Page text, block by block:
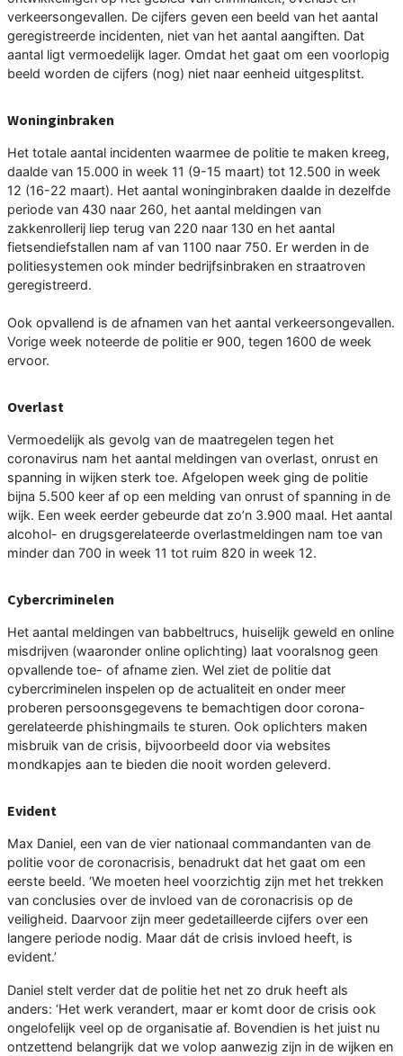
verkeersongevallen. De cijfers geven een beeld van het aantal
geregistreerde incidenten, niet van het aantal aangiften. Dat
aantal ligt vermoedelijk lager. Omdat het gaat om een voorlopig
beeld worden de cijfers (nog) niet naar eenheid uitgesplitst.
Woninginbraken
Het totale aantal incidenten waarmee de politie te maken kreeg,
daalde van 15.000 in week 11 (9-15 maart) tot 12.500 in week
12 (16-22 maart). Het aantal woninginbraken daalde in dezelfde
periode van 430 naar 260, het aantal meldingen van
zakkenrollerij liep terug van 220 naar 130 en het aantal
fietsendiefstallen nam af van 1100 naar 750. Er werden in de
politiesystemen ook minder bedrijfsinbraken en straatroven
geregistreerd.
Ook opvallend is de afnamen van het aantal verkeersongevallen.
Vorige week noteerde de politie er 900, tegen 1600 de week
ervoor.
Overlast
Vermoedelijk als gevolg van de maatregelen tegen het
coronavirus nam het aantal meldingen van overlast, onrust en
spanning in wijken sterk toe. Afgelopen week ging de politie
bijna 5.500 keer af op een melding van onrust of spanning in de
wijk. Een week eerder gebeurde dat zo’n 3.900 maal. Het aantal
alcohol- en drugsgerelateerde overlastmeldingen nam toe van
minder dan 700 in week 11 tot ruim 820 in week 12.
Cybercriminelen
Het aantal meldingen van babbeltrucs, huiselijk geweld en online
misdrijven (waaronder online oplichting) laat vooralsnog geen
opvallende toe- of afname zien. Wel ziet de politie dat
cybercriminelen inspelen op de actualiteit en onder meer
proberen persoonsgegevens te bemachtigen door corona-
gerelateerde phishingmails te sturen. Ook oplichters maken
misbruik van de crisis, bijvoorbeeld door via websites
mondkapjes aan te bieden die nooit worden geleverd.
Evident
Max Daniel, een van de vier nationaal commandanten van de
politie voor de coronacrisis, benadrukt dat het gaat om een
eerste beeld. ‘We moeten heel voorzichtig zijn met het trekken
van conclusies over de invloed van de coronacrisis op de
veiligheid. Daarvoor zijn meer gedetailleerde cijfers over een
langere periode nodig. Maar dát de crisis invloed heeft, is
evident.’
Daniel stelt verder dat de politie het net zo druk heeft als
anders: ‘Het werk verandert, maar er komt door de crisis ook
ongelofelijk veel op de organisatie af. Bovendien is het juist nu
ontzettend belangrijk dat we volop aanwezig zijn in de wijken en